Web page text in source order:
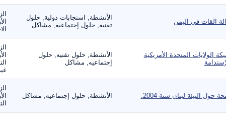
القات في اليمن
الأنشطة, استجابات دولية, حلول
تقنيه, حلول إجتماعيه, مشاكل
الولايات المتحدة الأمريكية
الأنشطة, حلول تقنيه, حلول
إجتماعيه, مشاكل
حول البيئة لبنان سنة 2004. الأنشطة, حلول إجتماعيه, مشاكل